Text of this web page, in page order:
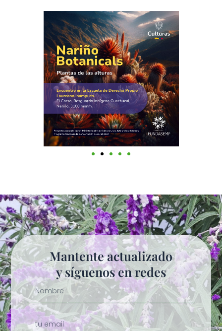
Mantente actualizado
y síguenos en redes
Nombre
tu
email